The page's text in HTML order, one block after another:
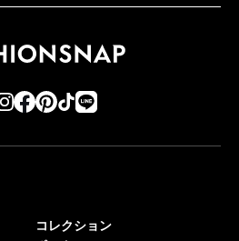
コレクション